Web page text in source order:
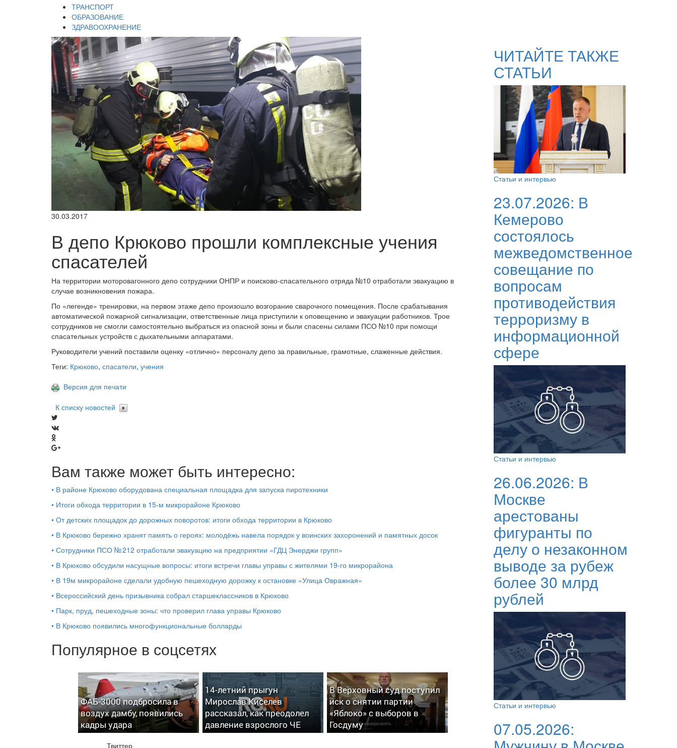
ТРАНСПОРТ
ОБРАЗОВАНИЕ
ЗДРАВООХРАНЕНИЕ
30.03.2017
В депо Крюково прошли комплексные учения
спасателей
На территории моторовагонного депо сотрудники ОНПР и поисково-спасательного отряда №10 отработали эвакуацию в
случае возникновения пожара.
По «легенде» тренировки, на первом этаже депо произошло возгорание сварочного помещения. После срабатывания
автоматической пожарной сигнализации, ответственные лица приступили к оповещению и эвакуации работников. Трое
сотрудников не смогли самостоятельно выбраться из опасной зоны и были спасены силами ПСО №10 при помощи
спасательных устройств с дыхательными аппаратами.
Руководители учений поставили оценку «отлично» персоналу депо за правильные, грамотные, слаженные действия.
Теги: Крюково, спасатели, учения
Версия для печати
К списку новостей
Вам также может быть интересно:
• В районе Крюково оборудована специальная площадка для запуска пиротехники
• Итоги обхода территории в 15‑м микрорайоне Крюково
• От детских площадок до дорожных поворотов: итоги обхода территории в Крюково
• В Крюково бережно хранят память о героях: молодёжь навела порядок у воинских захоронений и памятных досок
• Сотрудники ПСО № 212 отработали эвакуацию на предприятии «ГДЦ Энерджи групп»
• В Крюково обсудили насущные вопросы: итоги встречи главы управы с жителями 19‑го микрорайона
• В 19м микрорайоне сделали удобную пешеходную дорожку к остановке «Улица Овражная»
• Всероссийский день призывника собрал старшеклассников в Крюково
• Парк, пруд, пешеходные зоны: что проверил глава управы Крюково
• В Крюково появились многофункциональные болларды
Популярное в соцсетях
ФАБ-3000 подбросила в
воздух дамбу, появились
кадры удара
14-летний прыгун
Мирослав Киселев
рассказал, как преодолел
давление взрослого ЧЕ
В Верховный суд поступил
иск о снятии партии
«Яблоко» с выборов в
Госдуму
Твиттер
ЧИТАЙТЕ ТАКЖЕ
СТАТЬИ
Статьи и интервью
23.07.2026: В
Кемерово
состоялось
межведомственное
совещание по
вопросам
противодействия
терроризму в
информационной
сфере
Статьи и интервью
26.06.2026: В
Москве
арестованы
фигуранты по
делу о незаконном
выводе за рубеж
более 30 млрд
рублей
Статьи и интервью
07.05.2026: